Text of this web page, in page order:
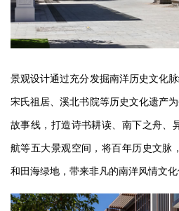
关于投稿
广告投放
关于我们
联系我们
景观设计通过充分发掘南洋历史文化脉
宋氏祖居、溪北书院等历史文化遗产
故事线，打造诗书耕读、南下之舟、
航等五大景观空间，将百年历史文脉
和田海绿地，带来非凡的南洋风情文化